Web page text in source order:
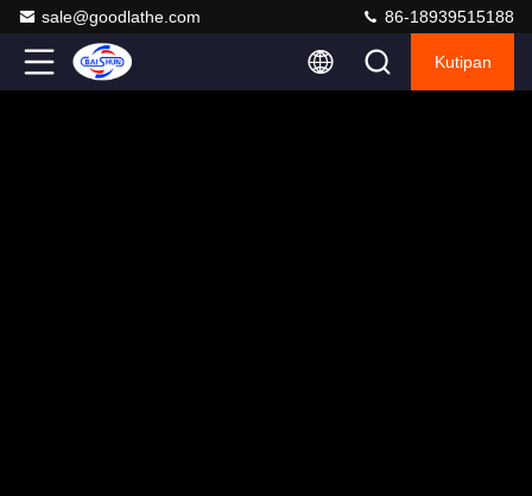
sale@goodlathe.com 86-18939515188
Kutipan